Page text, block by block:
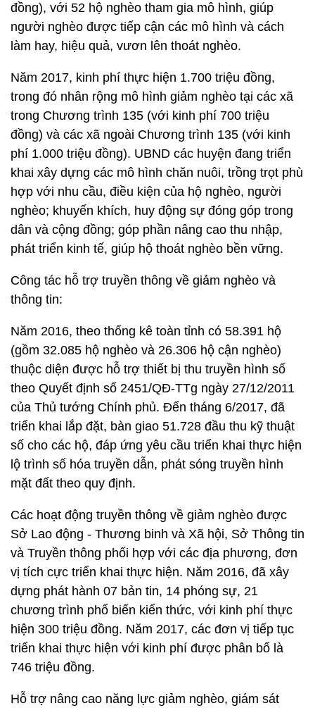
đồng), với 52 hộ nghèo tham gia mô hình, giúp
người nghèo được tiếp cận các mô hình và cách
làm hay, hiệu quả, vươn lên thoát nghèo.
Năm 2017, kinh phí thực hiện 1.700 triệu đồng,
trong đó nhân rộng mô hình giảm nghèo tại các xã
trong Chương trình 135 (với kinh phí 700 triệu
đồng) và các xã ngoài Chương trình 135 (với kinh
phí 1.000 triệu đồng). UBND các huyện đang triển
khai xây dựng các mô hình chăn nuôi, trồng trọt phù
hợp với nhu cầu, điều kiện của hộ nghèo, người
nghèo; khuyến khích, huy động sự đóng góp trong
dân và cộng đồng; góp phần nâng cao thu nhập,
phát triển kinh tế, giúp hộ thoát nghèo bền vững.
Công tác hỗ trợ truyền thông về giảm nghèo và
thông tin:
Năm 2016, theo thống kê toàn tỉnh có 58.391 hộ
(gồm 32.085 hộ nghèo và 26.306 hộ cận nghèo)
thuộc diện được hỗ trợ thiết bị thu truyền hình số
theo Quyết định số 2451/QĐ-TTg ngày 27/12/2011
của Thủ tướng Chính phủ. Đến tháng 6/2017, đã
triển khai lắp đặt, bàn giao 51.728 đầu thu kỹ thuật
số cho các hộ, đáp ứng yêu cầu triển khai thực hiện
lộ trình số hóa truyền dẫn, phát sóng truyền hình
mặt đất theo quy định.
Các hoạt động truyền thông về giảm nghèo được
Sở Lao động - Thương binh và Xã hội, Sở Thông tin
và Truyền thông phối hợp với các địa phương, đơn
vị tích cực triển khai thực hiện. Năm 2016, đã xây
dựng phát hành 07 bản tin, 14 phóng sự, 21
chương trình phổ biến kiến thức, với kinh phí thực
hiện 300 triệu đồng. Năm 2017, các đơn vị tiếp tục
triển khai thực hiện với kinh phí được phân bổ là
746 triệu đồng.
Hỗ trợ nâng cao năng lực giảm nghèo, giám sát